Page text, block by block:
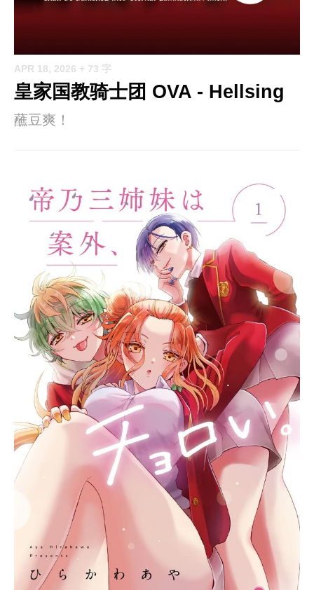
APR 18, 2026 + 73 字
皇家国教骑士团 OVA - Hellsing
蘸豆爽！